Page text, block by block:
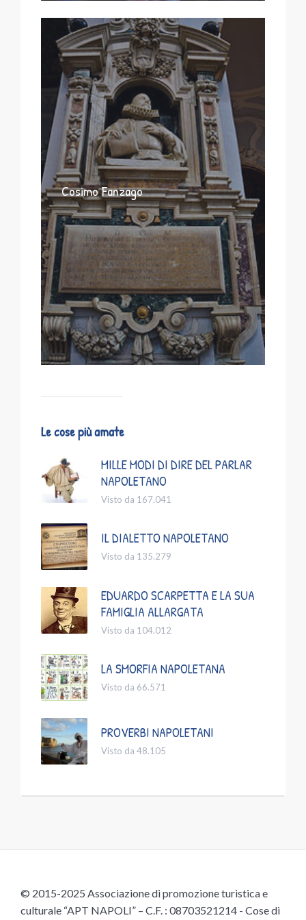
Cosimo Fanzago
Le cose più amate
MILLE MODI DI DIRE DEL PARLAR
NAPOLETANO
Visto da 167.041
IL DIALETTO NAPOLETANO
Visto da 135.279
EDUARDO SCARPETTA E LA SUA
FAMIGLIA ALLARGATA
Visto da 104.012
LA SMORFIA NAPOLETANA
Visto da 66.571
PROVERBI NAPOLETANI
Visto da 48.105
© 2015-2025 Associazione di promozione turistica e
culturale “APT NAPOLI” – C.F. : 08703521214 - Cose di